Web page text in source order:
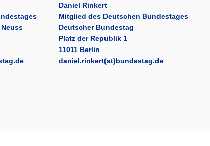
Daniel Rinkert
Mitglied des Deutschen Bundestages
Deutscher Bundestag
Platz der Republik 1
11011 Berlin
daniel.rinkert(at)bundestag.de